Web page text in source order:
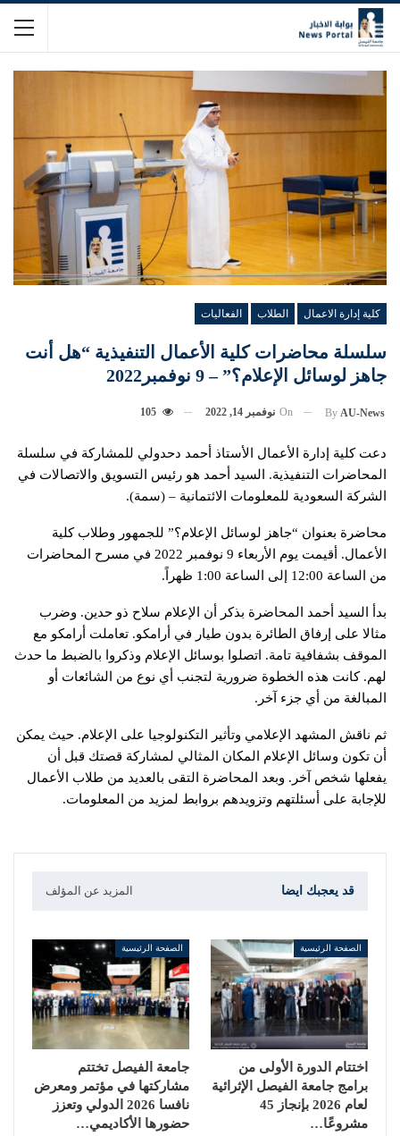
كلية إدارة الاعمال الطلاب الفعاليات
سلسلة محاضرات كلية الأعمال التنفيذية “هل أنت
جاهز لوسائل الإعلام؟” – 9 نوفمبر2022
By AU-News
On نوفمبر 14, 2022 105
دعت كلية إدارة الأعمال الأستاذ أحمد دحدولي للمشاركة في سلسلة
المحاضرات التنفيذية. السيد أحمد هو رئيس التسويق والاتصالات في
الشركة السعودية للمعلومات الائتمانية – (سمة).
محاضرة بعنوان “جاهز لوسائل الإعلام؟” للجمهور وطلاب كلية
الأعمال. أقيمت يوم الأربعاء 9 نوفمبر 2022 في مسرح المحاضرات
من الساعة 12:00 إلى الساعة 1:00 ظهراً.
بدأ السيد أحمد المحاضرة بذكر أن الإعلام سلاح ذو حدين. وضرب
مثالا على إرفاق الطائرة بدون طيار في أرامكو. تعاملت أرامكو مع
الموقف بشفافية تامة. اتصلوا بوسائل الإعلام وذكروا بالضبط ما حدث
لهم. كانت هذه الخطوة ضرورية لتجنب أي نوع من الشائعات أو
المبالغة من أي جزء آخر.
ثم ناقش المشهد الإعلامي وتأثير التكنولوجيا على الإعلام. حيث يمكن
أن تكون وسائل الإعلام المكان المثالي لمشاركة قصتك قبل أن
يفعلها شخص آخر. وبعد المحاضرة التقى بالعديد من طلاب الأعمال
للإجابة على أسئلتهم وتزويدهم بروابط لمزيد من المعلومات.
قد يعجبك ايضا المزيد عن المؤلف
الصفحة الرئيسية
اختتام الدورة الأولى من
برامج جامعة الفيصل الإثرائية
لعام 2026 بإنجاز 45
مشروعًا…
الصفحة الرئيسية
جامعة الفيصل تختتم
مشاركتها في مؤتمر ومعرض
نافسا 2026 الدولي وتعزز
حضورها الأكاديمي…